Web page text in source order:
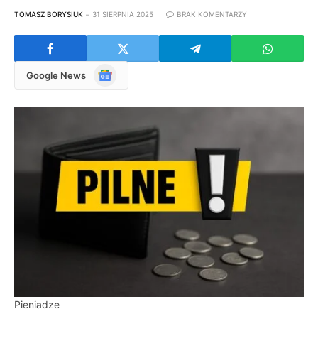
TOMASZ BORYSIUK 31 SIERPNIA 2025 BRAK KOMENTARZY
Google News
Google
Pieniadze